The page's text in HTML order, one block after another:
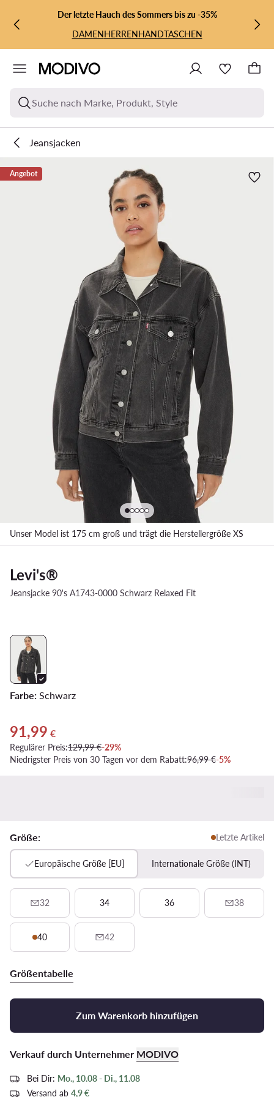
ZUM HAUPTINHALT SPRINGEN
ZUR SUCHEDer letzte Hauch des Sommers bis zu -35%
DAMENHERRENHANDTASCHEN
Suche nach Marke, Produkt, Style
Jeansjacken
Angebot
Unser Model ist 175 cm groß und trägt die Herstellergröße XS
Levi's®
Jeansjacke 90's A1743-0000 Schwarz Relaxed Fit
Farbe: Schwarz
Aktueller Preis 91,99 €
91,99 €
Regulärer Preis:129,99 €-29%
Niedrigster Preis von 30 Tagen vor dem Rabatt:96,99 €-5%
Größe: Letzte Artikel
Europäische Größe [EU] Internationale Größe (INT)
32 34 36 38
40 42
Größentabelle
Zum Warenkorb hinzufügen
Verkauf durch Unternehmer MODIVO
Bei Dir: Mo., 10.08 - Di., 11.08
Versand ab 4,9 €